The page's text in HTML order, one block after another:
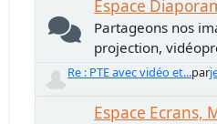
Espace
Partageons nos
projection,
Re : PTE avec vidéo et...par
Espace Ecrans,